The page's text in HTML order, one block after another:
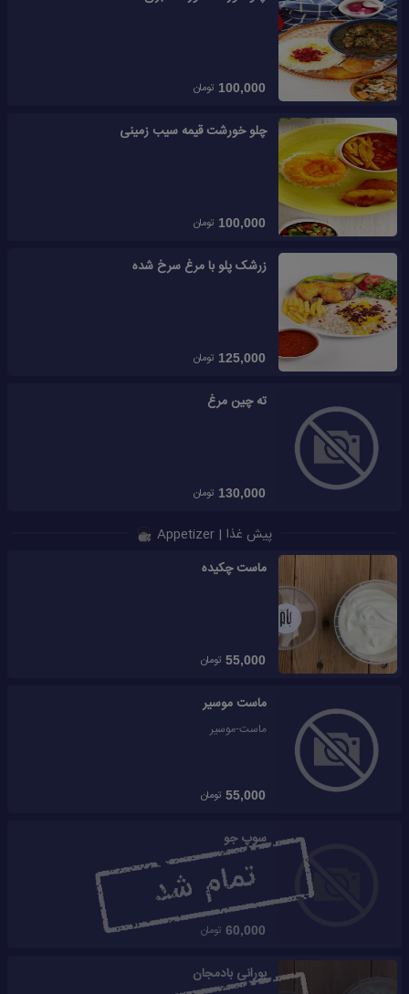
100,000 تومان
چلو خورشت قیمه سیب زمینی
100,000 تومان
زرشک پلو با مرغ سرخ شده
125,000 تومان
ته چین مرغ
130,000 تومان
پیش غذا | Appetizer
ماست چکیده
55,000 تومان
ماست موسیر
ماست-موسیر
55,000 تومان
سوپ جو
60,000 تومان
بورانی بادمجان